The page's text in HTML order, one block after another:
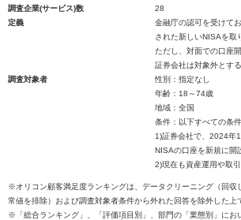
調査企業(サービス)数
28
定義
金融庁の認可を受けて
された新しいNISAを取
ただし、対面での口座
証券会社は対象外とする
調査対象者
性別：指定なし
年齢：18～74歳
地域：全国
条件：以下すべての条
1)証券会社で、2024年
NISAの口座を新規に開
2)現在も資産運用や取
※オリコン顧客満足度ランキングは、データクリーニング（回収
常値を排除）および調査対象者条件から外れた回答を除外した上
※「総合ランキング」、「評価項目別」、部門の「業態別」にお